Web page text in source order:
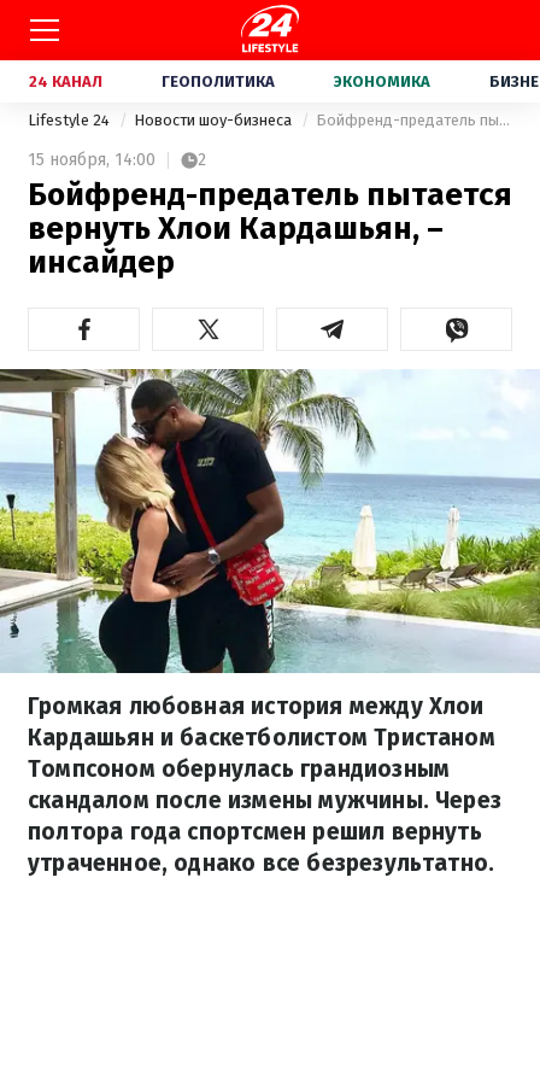
24 КАНАЛ ГЕОПОЛИТИКА ЭКОНОМИКА
Lifestyle 24 Новости шоу-бизнеса Бойфренд-предатель пытается вернуть Хлои Кардашьян, – инсайдер
15 ноября, 14:00 2
Бойфренд-предатель пытается
вернуть Хлои Кардашьян, –
инсайдер
Громкая любовная история между Хлои
Кардашьян и баскетболистом Тристаном
Томпсоном обернулась грандиозным
скандалом после измены мужчины. Через
полтора года спортсмен решил вернуть
утраченное, однако все безрезультатно.